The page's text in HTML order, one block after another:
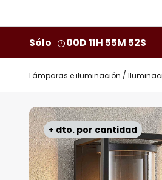
Sólo 00D 11H 55M 51S
Lámparas e iluminación
+ dto. por cantidad
Saltar
al
final
de
la